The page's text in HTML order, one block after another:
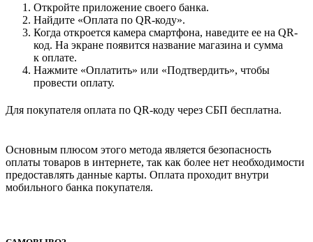
Откройте приложение своего банка.
Найдите «Оплата по QR-коду».
Когда откроется камера смартфона, наведите ее на QR-
код. На экране появится название магазина и сумма
к оплате.
Нажмите «Оплатить» или «Подтвердить», чтобы
провести оплату.
Для покупателя оплата по QR-коду через СБП бесплатна.
Основным плюсом этого метода является безопасность
оплаты товаров в интернете, так как более нет необходимости
предоставлять данные карты. Оплата проходит внутри
мобильного банка покупателя.